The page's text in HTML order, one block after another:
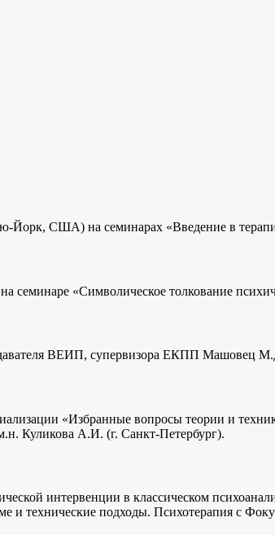
США) на семинарах «Введение в
«Символическое толкование
ВЕИП, супервизора ЕКПП Машовец
«Избранные вопросы теории и
Куликова А.И. (г. Санкт-Петербург).
интервенции в классическом
и технические подходы. Психотерапия с